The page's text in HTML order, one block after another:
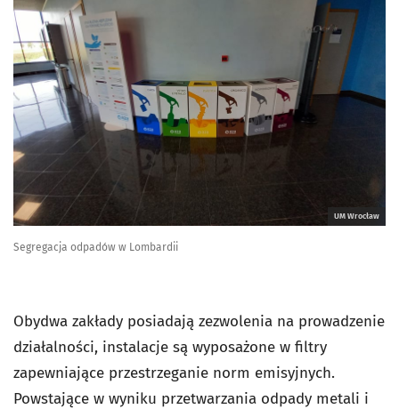
UM Wrocław
Segregacja odpadów w Lombardii
Obydwa zakłady posiadają zezwolenia na prowadzenie
działalności, instalacje są wyposażone w filtry
zapewniające przestrzeganie norm emisyjnych.
Powstające w wyniku przetwarzania odpady metali i